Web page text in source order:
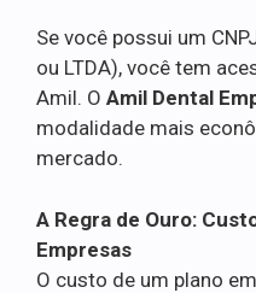
Se você possui um
ou LTDA), você tem
Amil. O Amil Dental
modalidade mais
mercado.
A Regra de Ouro:
Empresas
O custo de um plano